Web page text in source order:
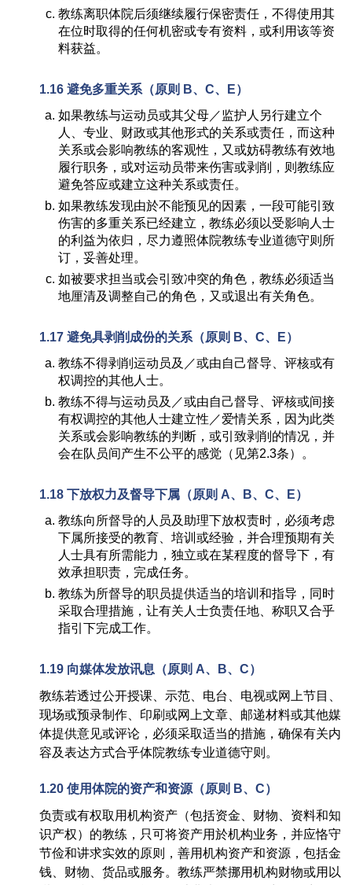
教练离职体院后须继续履行保密责任，不得使用其
在位时取得的任何机密或专有资料，或利用该等资
料获益。
1.16 避免多重关系 （原则 B、 C、 E）
如果教练与运动员或其父母／监护人另行建立个
人、专业、财政或其他形式的关系或责任，而这种
关系或会影响教练的客观性，又或妨碍教练有效地
履行职务，或对运动员带来伤害或剥削，则教练应
避免答应或建立这种关系或责任。
如果教练发现由於不能预见的因素，一段可能引致
伤害的多重关系已经建立，教练必须以受影响人士
的利益为依归，尽力遵照体院教练专业道德守则所
订，妥善处理。
如被要求担当或会引致冲突的角色，教练必须适当
地厘清及调整自己的角色，又或退出有关角色。
1.17 避免具剥削成份的关系 （原则 B、 C、 E）
教练不得剥削运动员及／或由自己督导、评核或有
权调控的其他人士。
教练不得与运动员及／或由自己督导、评核或间接
有权调控的其他人士建立性／爱情关系，因为此类
关系或会影响教练的判断，或引致剥削的情况，并
会在队员间产生不公平的感觉（见第2.3条）。
1.18 下放权力及督导下属 （原则 A、 B、 C、 E）
教练向所督导的人员及助理下放权责时，必须考虑
下属所接受的教育、培训或经验，并合理预期有关
人士具有所需能力，独立或在某程度的督导下，有
效承担职责，完成任务。
教练为所督导的职员提供适当的培训和指导，同时
采取合理措施，让有关人士负责任地、称职又合乎
指引下完成工作。
1.19 向媒体发放讯息 （原则 A、 B、 C）
教练若透过公开授课、示范、电台、电视或网上节目、
现场或预录制作、印刷或网上文章、邮递材料或其他媒
体提供意见或评论，必须采取适当的措施，确保有关内
容及表达方式合乎体院教练专业道德守则。
1.20 使用体院的资产和资源 （原则 B、C）
负责或有权取用机构资产（包括资金、财物、资料和知
识产权）的教练，只可将资产用於机构业务，并应恪守
节俭和讲求实效的原则，善用机构资产和资源，包括金
钱、财物、货品或服务。教练严禁挪用机构财物或用以